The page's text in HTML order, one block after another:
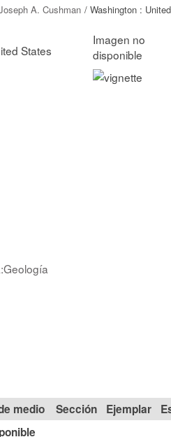
A. Cushman / Washington :
States
medio Sección